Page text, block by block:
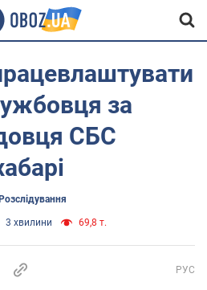
за
СБС
Розслідування
3 хвилини 69,8 т.
РУС